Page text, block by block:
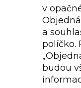
v
a
políčko.
budou